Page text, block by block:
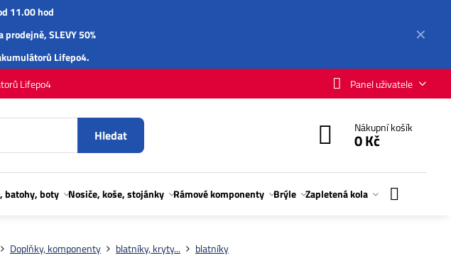
✕
11.00 hod
prodejně, SLEVY 50%
Lifepo4.
Lifepo4 Panel uživatele
Hledat Nákupní košík
0 Kč
batohy, boty Nosiče, koše, stojánky Rámové komponenty Brýle Zapletená kola
Doplňky, komponenty blatníky, kryty... blatníky